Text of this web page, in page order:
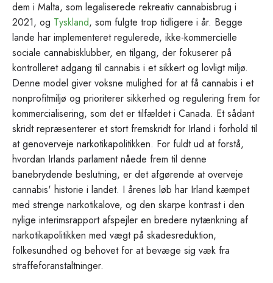
dem i Malta, som legaliserede rekreativ cannabisbrug i
2021, og Tyskland, som fulgte trop tidligere i år. Begge
lande har implementeret regulerede, ikke-kommercielle
sociale cannabisklubber, en tilgang, der fokuserer på
kontrolleret adgang til cannabis i et sikkert og lovligt miljø.
Denne model giver voksne mulighed for at få cannabis i et
nonprofitmiljø og prioriterer sikkerhed og regulering frem for
kommercialisering, som det er tilfældet i Canada. Et sådant
skridt repræsenterer et stort fremskridt for Irland i forhold til
at genoverveje narkotikapolitikken. For fuldt ud at forstå,
hvordan Irlands parlament nåede frem til denne
banebrydende beslutning, er det afgørende at overveje
cannabis' historie i landet. I årenes løb har Irland kæmpet
med strenge narkotikalove, og den skarpe kontrast i den
nylige interimsrapport afspejler en bredere nytænkning af
narkotikapolitikken med vægt på skadesreduktion,
folkesundhed og behovet for at bevæge sig væk fra
straffeforanstaltninger.